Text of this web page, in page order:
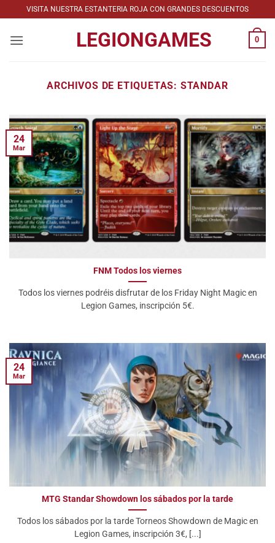
al
contenido
VISITA NUESTRA ESTANTERIA ROJA CON GRANDES DESCUENTOS
LEGIONGAMES 0
ARCHIVOS DE ETIQUETAS: STANDAR
FNM Todos los viernes
Todos los viernes podréis disfrutar de los Friday Night Magic en
Legion Games, inscripción 5€.
24
Mar
MTG Standar Showdown los sábados por la tarde
Todos los sábados por la tarde Torneos Showdown de Magic en
Legion Games, inscripción 3€, [...]
24
Mar